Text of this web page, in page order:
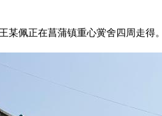
佩正在菖蒲镇重心黉舍四周走